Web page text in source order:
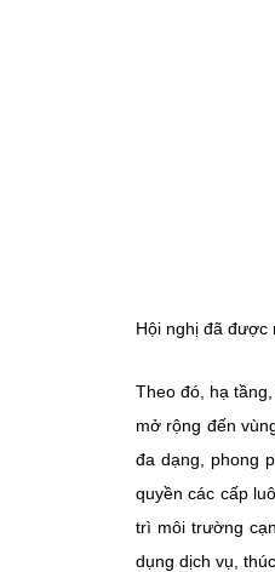
Hội nghị đã được
Theo đó, hạ
mở rộng đến
đa dạng, phong
quyền các cấp
trì môi trường
dụng dịch vụ,